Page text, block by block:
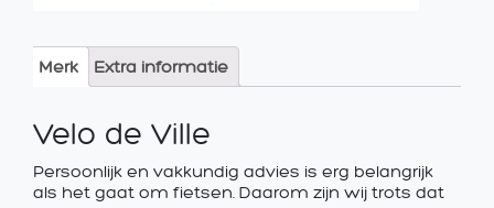
Merk Extra informatie
Velo de Ville
Persoonlijk en vakkundig advies is erg belangrijk
als het gaat om fietsen. Daarom zijn wij trots dat